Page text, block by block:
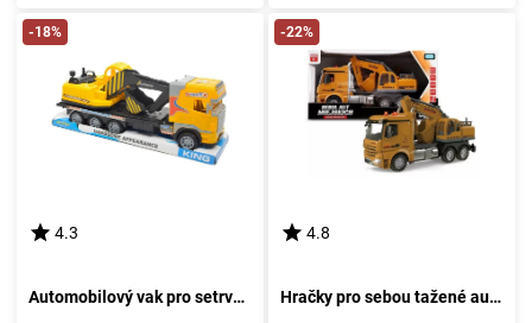
-18%
4.3
Automobilový vak pro setrvačník
-22%
4.8
Hračky pro sebou tažené autíčka